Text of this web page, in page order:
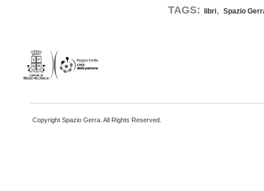
TAGS: libri, Spazio
Copyright Spazio Gerra. All Rights Reserved.